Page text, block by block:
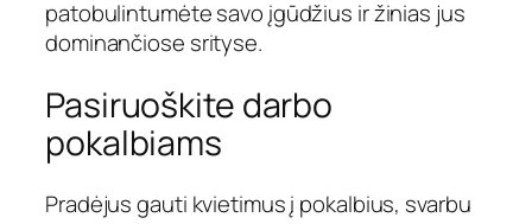
patobulintumėte savo įgūdžius ir žinias jus
dominančiose srityse.
Pasiruoškite darbo
pokalbiams
Pradėjus gauti kvietimus į pokalbius, svarbu